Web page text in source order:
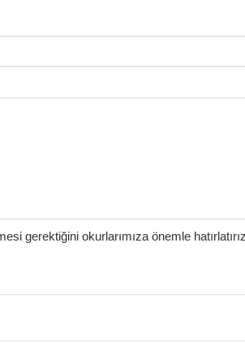
gerektiğini okurlarımıza önemle